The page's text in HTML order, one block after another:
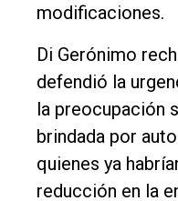
modificaciones.
Di Gerónimo
defendió la
la preocupación
brindada por
quienes ya
reducción en la